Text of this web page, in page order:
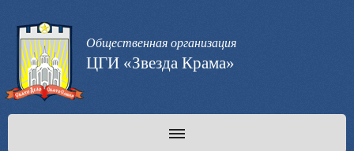
Общественная организация
ЦГИ «Звезда Крама»